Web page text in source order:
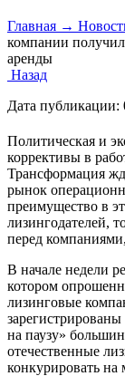
Главная →
компании
аренды
Назад
Дата публикации:
Политическая и
коррективы в
Трансформация
рынок
преимущество в
лизингодателей,
перед
В начале недели
котором
лизинговые
зарегистрированы
на паузу»
отечественные
конкурировать